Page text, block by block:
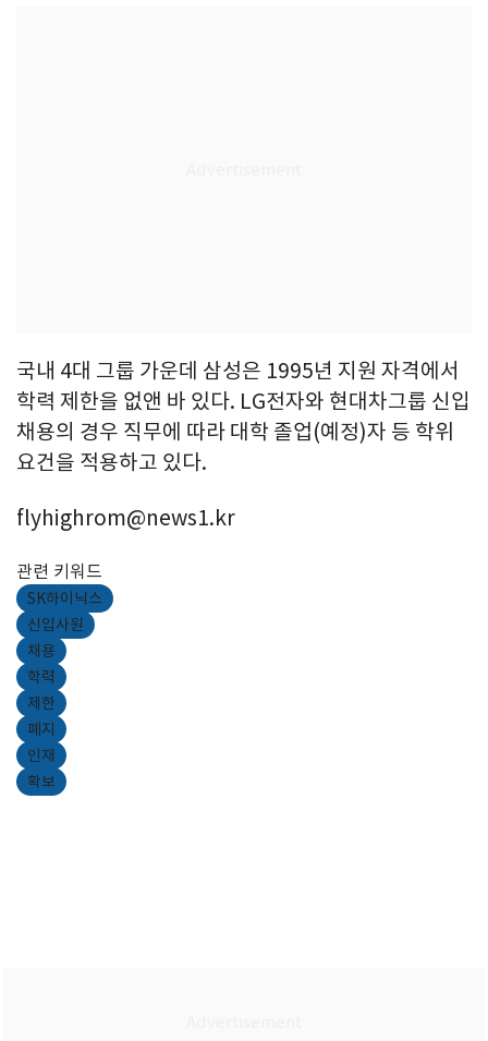
국내 4대 그룹 가운데 삼성은 1995년 지원 자격에서
학력 제한을 없앤 바 있다. LG전자와 현대차그룹 신입
채용의 경우 직무에 따라 대학 졸업(예정)자 등 학위
요건을 적용하고 있다.
flyhighrom@news1.kr
관련 키워드
SK하이닉스
신입사원
채용
학력
제한
폐지
인재
확보